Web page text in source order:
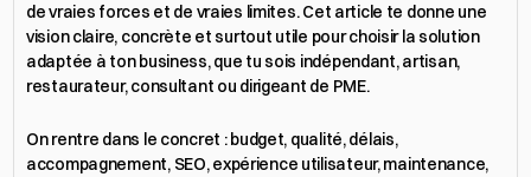
de vraies forces et de vraies limites. Cet article te donne une
vision claire, concrète et surtout utile pour choisir la solution
adaptée à ton business, que tu sois indépendant, artisan,
restaurateur, consultant ou dirigeant de PME.
On rentre dans le concret : budget, qualité, délais,
accompagnement, SEO, expérience utilisateur, maintenance,